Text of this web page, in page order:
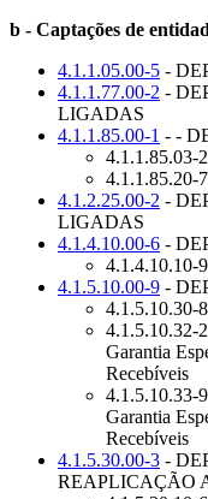
b - Captações de
4.1.1.05.00-5 -
4.1.1.77.00-2 -
LIGADAS
4.1.1.85.00-1 - -
4.1.1.85.03-
4.1.1.85.20-
4.1.2.25.00-2 -
LIGADAS
4.1.4.10.00-6 -
4.1.4.10.10-
4.1.5.10.00-9 -
4.1.5.10.30-
4.1.5.10.32-
Garantia
Recebíveis
4.1.5.10.33-
Garantia
Recebíveis
4.1.5.30.00-3 -
REAPLICAÇÃO